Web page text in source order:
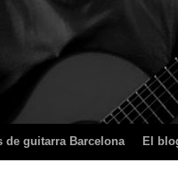
de guitarra Barcelona El